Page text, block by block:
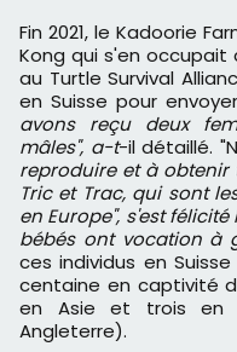
Fin 2021, le Kadoorie
Kong qui s'en occupait
au Turtle Survival
en Suisse pour
avons reçu deux
mâles", a-t-il détaillé. "N
reproduire et à obtenir
Tric et Trac, qui sont
en Europe", s'est
bébés ont vocation à
ces individus en
centaine en captivité
en Asie et trois en
Angleterre).